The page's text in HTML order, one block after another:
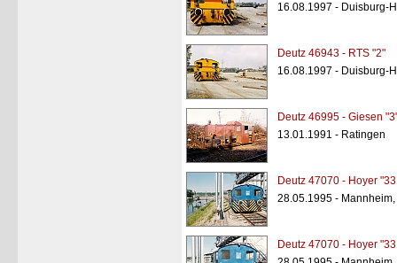
16.08.1997 - Duisburg-
Deutz 46943 - RTS "2"
16.08.1997 - Duisburg-
Deutz 46995 - Giesen
13.01.1991 - Ratingen
Deutz 47070 - Hoyer
28.05.1995 -
Deutz 47070 - Hoyer